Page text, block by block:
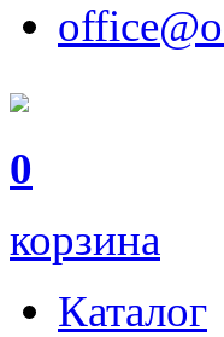
0
корзина
Каталог